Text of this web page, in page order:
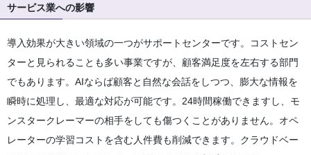
サービス業への影響
導入効果が大きい領域の一つがサポートセンターです。コストセン
ターと見られることも多い事業ですが、顧客満足度を左右する部門
でもあります。AIならば顧客と自然な会話をしつつ、膨大な情報を
瞬時に処理し、最適な対応が可能です。24時間稼働できますし、モ
ンスタークレーマーの相手をしても傷つくことがありません。オペ
レーターの学習コストを含む人件費も削減できます。クラウドベー